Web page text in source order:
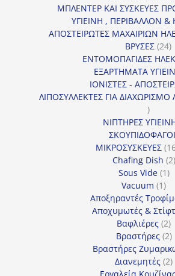
ΜΠΛΕΝΤΕΡ ΚΑΙ ΣΥΣΚΕΥΕΣ
ΥΓΙΕΙΝΗ , ΠΕΡΙΒΑΛΛΟΝ &
ΑΠΟΣΤΕΙΡΩΤΕΣ ΜΑΧΑΙΡΙΩΝ
ΒΡΥΣΕΣ 2424
ΕΝΤΟΜΟΠΑΓΙΔΕΣ
ΕΞΑΡΤΗΜΑΤΑ
ΙΟΝΙΣΤΕΣ -
ΛΙΠΟΣΥΛΛΕΚΤΕΣ ΓΙΑ ΔΙΑΧΩΡΙΣΜΟ
1
προϊόν
ΝΙΠΤΗΡΕΣ
ΣΚΟΥΠΙΔΟΦΑΓΟΙ
ΜΙΚΡΟΣΥΣΚΕΥΕΣ
Chafing Dish 22
Sous Vide 11
Vacuum 11
Αποξηραντές
Αποχυμωτές &
Βαφλιέρες 22
Βραστήρες 22
Βραστήρες
Διανεμητές 22
Εργαλεία